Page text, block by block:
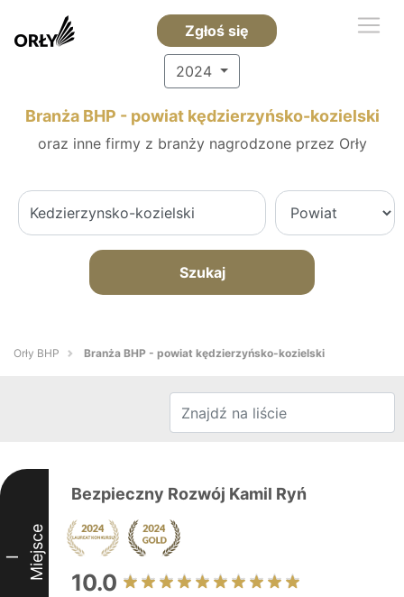
Zgłoś się
2024
Branża BHP - powiat kędzierzyńsko-kozielski
oraz inne firmy z branży nagrodzone przez Orły
Szukaj
Orły BHP Branża BHP - powiat kędzierzyńsko-kozielski
I Miejsce
Bezpieczny Rozwój Kamil Ryń
10.0